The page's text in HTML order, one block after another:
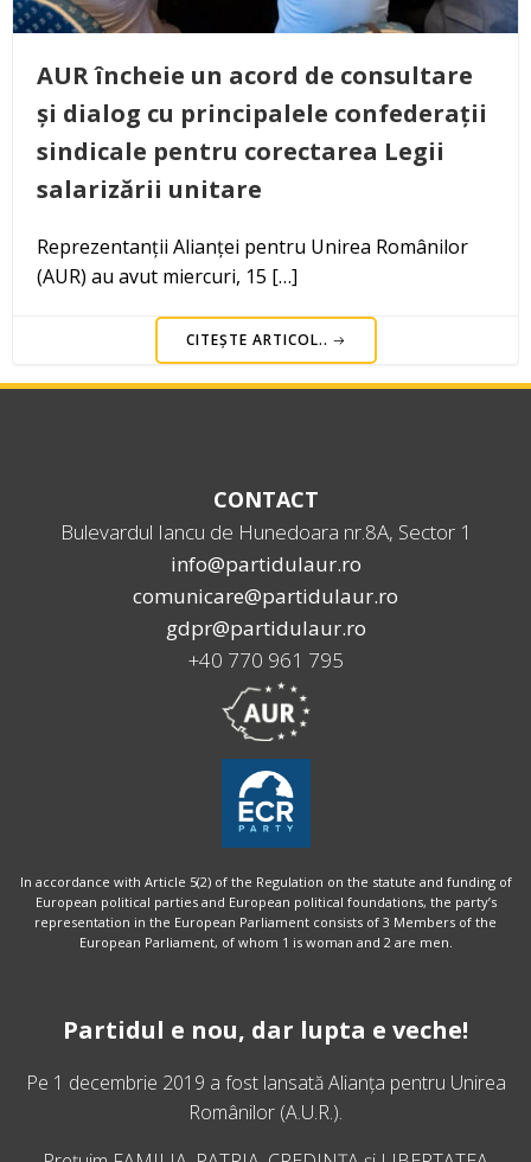
AUR încheie un acord de consultare
și dialog cu principalele confederații
sindicale pentru corectarea Legii
salarizării unitare
Reprezentanții Alianței pentru Unirea Românilor
(AUR) au avut miercuri, 15 […]
CITEȘTE ARTICOL..
CONTACT
Bulevardul Iancu de Hunedoara nr.8A, Sector 1
info@partidulaur.ro
comunicare@partidulaur.ro
gdpr@partidulaur.ro
+40 770 961 795
In accordance with Article 5(2) of the Regulation on the statute and funding of
European political parties and European political foundations, the party’s
representation in the European Parliament consists of 3 Members of the
European Parliament, of whom 1 is woman and 2 are men.
Partidul e nou, dar lupta e veche!
Pe 1 decembrie 2019 a fost lansatăAlianța pentru Unirea
Românilor (A.U.R.).